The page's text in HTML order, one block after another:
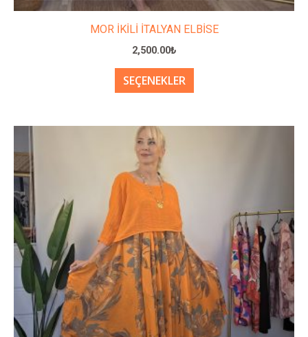
MOR İKİLİ İTALYAN ELBİSE
2,500.00₺
SEÇENEKLER
varyasyonu
Seçenekler
ürün
sayfasından
seçilebilir